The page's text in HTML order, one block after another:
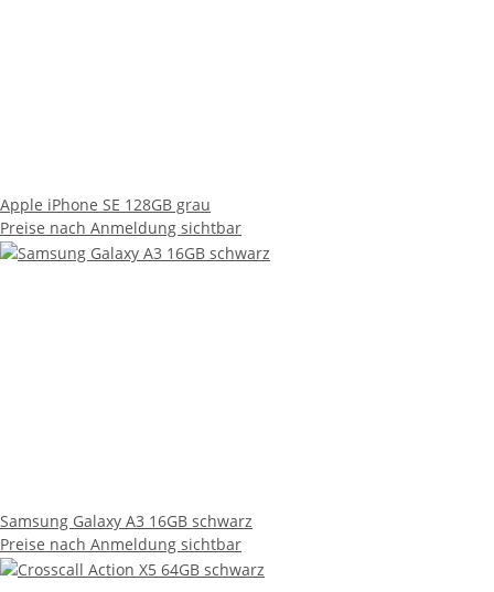
Apple iPhone SE 128GB grau
Preise nach Anmeldung sichtbar
Samsung Galaxy A3 16GB schwarz
Preise nach Anmeldung sichtbar